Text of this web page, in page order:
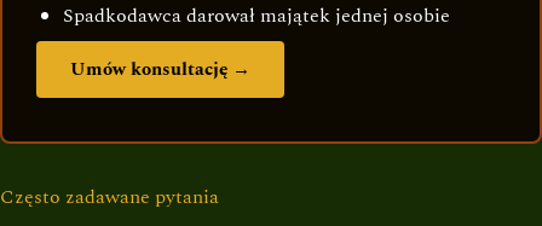
Spadkodawca darował majątek jednej osobie
Umów konsultację →
Często zadawane pytania